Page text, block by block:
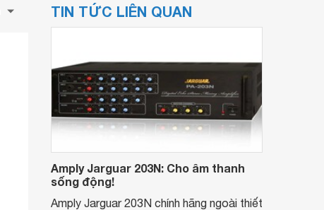
TIN TỨC LIÊN QUAN
Amply Jarguar 203N: Cho âm thanh
sống động!
Amply Jarguar 203N chính hãng ngoài thiết